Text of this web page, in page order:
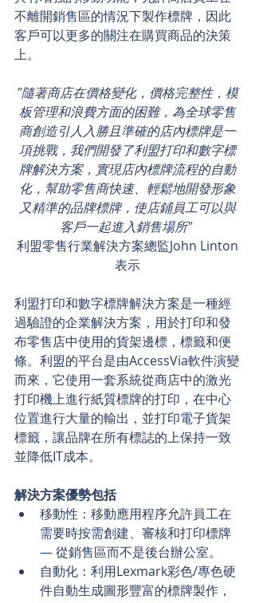
不離開銷售區的情況下製作標牌，因此
客戶可以更多的關注在購買商品的決策
上。
"隨著商店在價格變化，價格完整性，模
板管理和浪費方面的困難，為全球零售
商創造引人入勝且準確的店內標牌是一
項挑戰，我們開發了利盟打印和數字標
牌解決方案，實現店內標牌流程的自動
化，幫助零售商快速、輕鬆地開發形象
又精準的品牌標牌，使店鋪員工可以與
客戶一起進入銷售場所"
利盟零售行業解決方案總監John Linton
表示
利盟打印和數字標牌解決方案是一種經
過驗證的企業解決方案，用於打印和發
布零售店中使用的貨架邊標，標籤和便
條。利盟的平台是由AccessVia軟件演變
而來，它使用一套系統從商店中的激光
打印機上進行紙質標牌的打印，在中心
位置進行大量的輸出，並打印電子貨架
標籤，讓品牌在所有標誌的上保持一致
並降低IT成本。
解決方案優勢包括
移動性：移動應用程序允許員工在
需要時按需創建、審核和打印標牌
— 從銷售區而不是後台辦公室。
自動化：利用Lexmark彩色/專色硬
件自動生成圖形豐富的標牌製作，